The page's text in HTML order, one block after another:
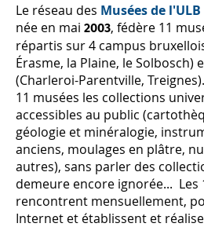
Le réseau des Musées de l'ULB
née en mai 2003, fédère 11
répartis sur 4 campus
Érasme, la Plaine, le Solbosch)
(Charleroi-Parentville,
11 musées les collections
accessibles au public
géologie et minéralogie,
anciens, moulages en plâtre,
autres), sans parler des
demeure encore ignorée... Les
rencontrent mensuellement,
Internet et établissent et